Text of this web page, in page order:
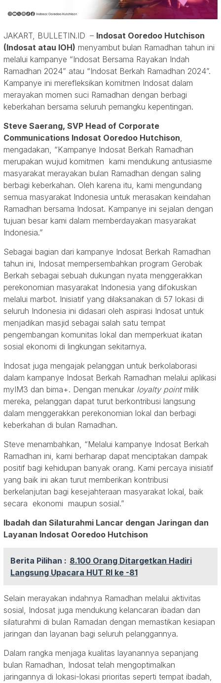
JAKART, BULLETIN.ID – Indosat Ooredoo Hutchison
(Indosat atau IOH) menyambut bulan Ramadhan tahun ini
melalui kampanye “Indosat Bersama Rayakan Indah
Ramadhan 2024” atau “Indosat Berkah Ramadhan 2024”.
Kampanye ini merefleksikan komitmen Indosat dalam
merayakan momen suci Ramadhan dengan berbagi
keberkahan bersama seluruh pemangku kepentingan.
Steve Saerang, SVP Head of Corporate
Communications Indosat Ooredoo Hutchison,
mengadakan, “Kampanye Indosat Berkah Ramadhan
merupakan wujud komitmen kami mendukung antusiasme
masyarakat merayakan bulan Ramadhan dengan saling
berbagi keberkahan. Oleh karena itu, kami mengundang
semua masyarakat Indonesia untuk merasakan keindahan
Ramadhan bersama Indosat. Kampanye ini sejalan dengan
tujuan besar kami dalam memberdayakan masyarakat
Indonesia.”
Sebagai bagian dari kampanye Indosat Berkah Ramadhan
tahun ini, Indosat mempersembahkan program Gerobak
Berkah sebagai sebuah dukungan nyata menggerakkan
perekonomian masyarakat Indonesia yang difokuskan
melalui marbot. Inisiatif yang dilaksanakan di 57 lokasi di
seluruh Indonesia ini didasari oleh aspirasi Indosat untuk
menjadikan masjid sebagai salah satu tempat
pengembangan komunitas lokal dan memperkuat ikatan
sosial ekonomi di lingkungan sekitarnya.
Indosat juga mengajak pelanggan untuk berkolaborasi
dalam kampanye Indosat Berkah Ramadhan melalui aplikasi
myIM3 dan bima+. Dengan menukar loyalty pointmilik
mereka, pelanggan dapat turut berkontribusi langsung
dalam menggerakkan perekonomian lokal dan berbagi
keberkahan di bulan Ramadhan.
Steve menambahkan, “Melalui kampanye Indosat Berkah
Ramadhan ini, kami berharap dapat menciptakan dampak
positif bagi kehidupan banyak orang. Kami percaya inisiatif
yang baik ini akan turut memberikan kontribusi
berkelanjutan bagi kesejahteraan masyarakat lokal, baik
secara ekonomi maupun sosial.”
Ibadah dan Silaturahmi Lancar dengan Jaringan dan
Layanan Indosat Ooredoo Hutchison
Berita Pilihan : 8.100 Orang Ditargetkan Hadiri
Langsung Upacara HUT RI ke -81
Selain merayakan indahnya Ramadhan melalui aktivitas
sosial, Indosat juga mendukung kelancaran ibadan dan
silaturahmi di bulan Ramadan dengan memastikan kesiapan
jaringan dan layanan bagi seluruh pelanggannya.
Dalam rangka menjaga kualitas layanannya sepanjang
bulan Ramadhan, Indosat telah mengoptimalkan
jaringannya di lokasi-lokasi prioritas seperti tempat ibadah,